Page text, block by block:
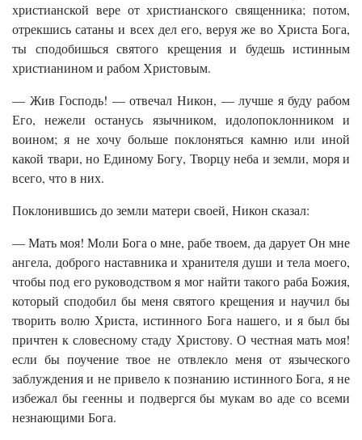
христианской вере от христианского священника; потом,
отрекшись сатаны и всех дел его, веруя же во Христа Бога,
ты сподобишься святого крещения и будешь истинным
христианином и рабом Христовым.
— Жив Господь! — отвечал Никон, — лучше я буду рабом
Его, нежели останусь язычником, идолопоклонником и
воином; я не хочу больше поклоняться камню или иной
какой твари, но Единому Богу, Творцу неба и земли, моря и
всего, что в них.
Поклонившись до земли матери своей, Никон сказал:
— Мать моя! Моли Бога о мне, рабе твоем, да дарует Он мне
ангела, доброго наставника и хранителя души и тела моего,
чтобы под его руководством я мог найти такого раба Божия,
который сподобил бы меня святого крещения и научил бы
творить волю Христа, истинного Бога нашего, и я был бы
причтен к словесному стаду Христову. О честная мать моя!
если бы поучение твое не отвлекло меня от языческого
заблуждения и не привело к познанию истинного Бога, я не
избежал бы геенны и подвергся бы мукам во аде со всеми
незнающими Бога.